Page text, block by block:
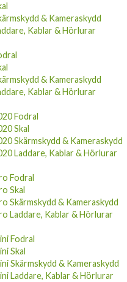
& Kameraskydd
Kablar & Hörlurar
& Kameraskydd
Kablar & Hörlurar
Fodral
Skal
Skärmskydd & Kameraskydd
Laddare, Kablar & Hörlurar
Fodral
Skal
Skärmskydd & Kameraskydd
Laddare, Kablar & Hörlurar
Fodral
Skal
Skärmskydd & Kameraskydd
Laddare, Kablar & Hörlurar